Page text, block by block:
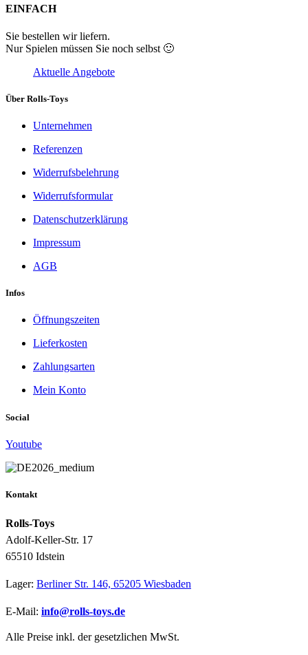
EINFACH
Sie bestellen wir liefern.
Nur Spielen müssen Sie noch selbst 🙂
Aktuelle Angebote
Über Rolls-Toys
Unternehmen
Referenzen
Widerrufsbelehrung
Widerrufsformular
Datenschutzerklärung
Impressum
AGB
Infos
Öffnungszeiten
Lieferkosten
Zahlungsarten
Mein Konto
Social
Youtube
Kontakt
Rolls-Toys
Adolf-Keller-Str. 17
65510 Idstein
Lager: Berliner Str. 146, 65205 Wiesbaden
E-Mail: info@rolls-toys.de
Alle Preise inkl. der gesetzlichen MwSt.